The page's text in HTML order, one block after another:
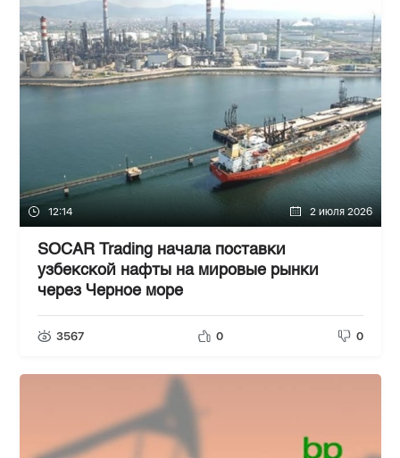
12:14 2 июля 2026
SOCAR Trading начала поставки
узбекской нафты на мировые рынки
через Черное море
3567 0 0